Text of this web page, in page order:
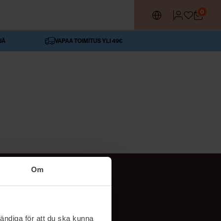
Om
för att du ska kunna
0
VAPAA TOIMITUS YLI 49€
SEURAA MEITÄ